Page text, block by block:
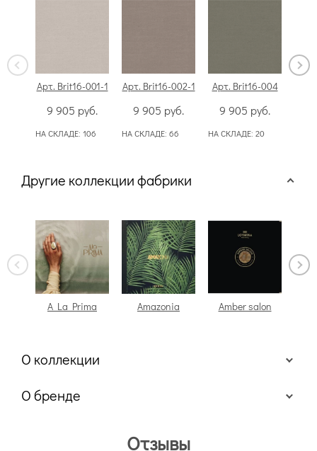
Арт. Brit16-001-1
9 905 руб.
НА СКЛАДЕ: 106
Арт. Brit16-002-1
9 905 руб.
НА СКЛАДЕ: 66
Арт. Brit16-004
9 905 руб.
НА СКЛАДЕ: 20
Другие коллекции фабрики
A La Prima Amazonia Amber salon
О коллекции
О бренде
Отзывы